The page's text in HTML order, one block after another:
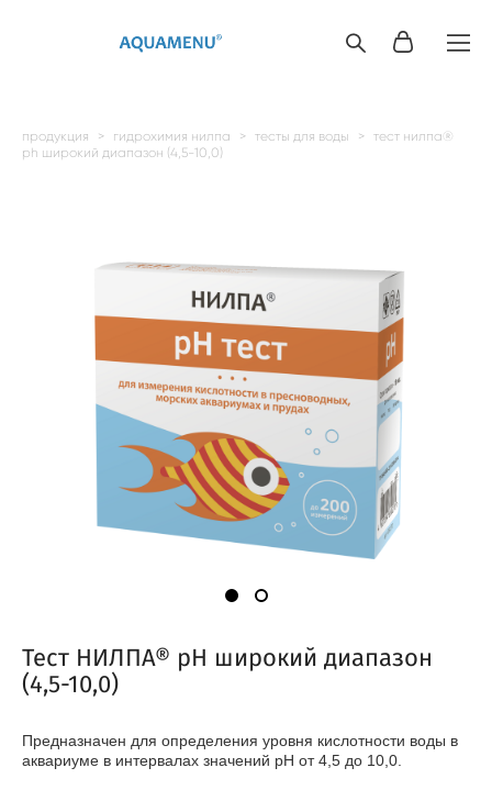
продукция > гидрохимия нилпа > тесты для воды > тест нилпа®
ph широкий диапазон (4,5-10,0)
Тест НИЛПА® pH широкий диапазон
(4,5-10,0)
Предназначен для определения уровня кислотности воды в
аквариуме в интервалах значений рН от 4,5 до 10,0.